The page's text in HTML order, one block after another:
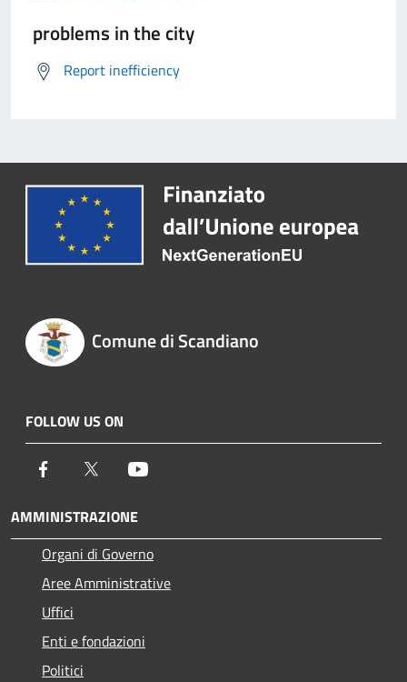
problems in the city
Report inefficiency
Comune di Scandiano
FOLLOW US ON
Facebook Twitter
AMMINISTRAZIONE
Organi di Governo
Aree Amministrative
Uffici
Enti e fondazioni
Politici